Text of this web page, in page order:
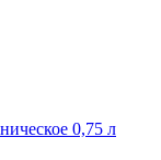
0,75 л